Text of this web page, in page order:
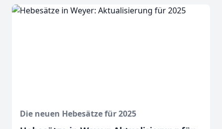
Die neuen Hebesätze für 2025